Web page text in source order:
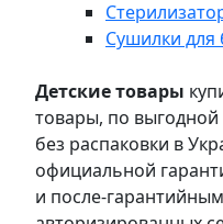
Сушилки для
Детские товары
товары, по
без распаковки в
официальной
и после-